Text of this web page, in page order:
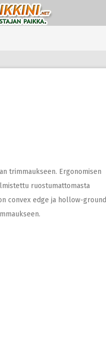
trimmaukseen. Ergonomisen
ruostumattomasta
convex edge ja hollow-ground